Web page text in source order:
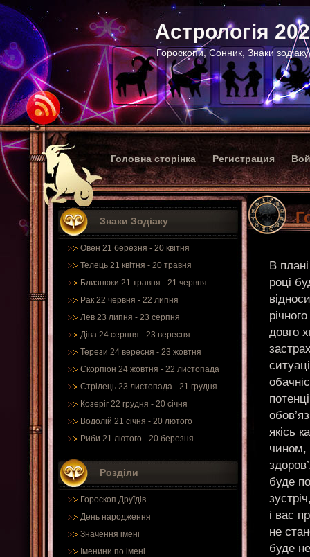
Астрологія
Гороскопи, Сонник, Знаки
Головна сторінка Регистрация
Знаки Зодіаку
Овен 21 березня - 20 квітня
Телець 21 квітня - 20 травня
Близнюки 21 травня - 21 червня
Рак 22 червня - 22 липня
Лев 23 липня - 23 серпня
Діва 24 серпня - 23 вересня
Терези 24 вересня - 23 жовтня
Скорпіон 24 жовтня - 22 листопада
Стрілець 23 листопада - 21 грудня
Козеріг 22 грудня - 20 січня
Водолій 21 січня - 20 лютого
Риби 21 лютого - 20 березня
Розділи
Гороскоп Друїдів
День народження
Значення імені
Іменини по імені
В
році
довго
якісь
чином,
буде
і вас
не
буде